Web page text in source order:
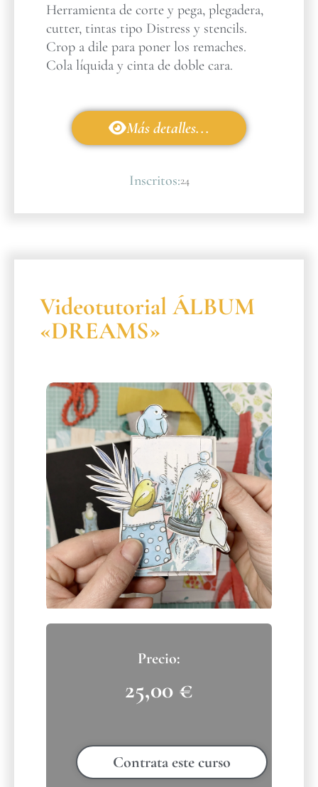
Herramienta de corte y pega, plegadera,
cutter, tintas tipo Distress y stencils.
Crop a dile para poner los remaches.
Cola líquida y cinta de doble cara.
Más detalles...
Inscritos:24
Videotutorial ÁLBUM
«DREAMS»
25,00 €
Contrata este curso